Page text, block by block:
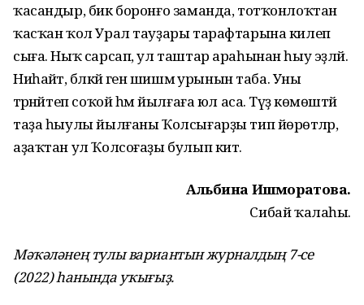
ҡасандыр, бик боронғо заманда, тотҡонлоҡтан
ҡасҡан ҡол Урал тауҙары тарафтарына килеп
сыға. Ныҡ сарсап, ул таштар араһынан һыу эҙләй.
Ниһайәт, бәләкәй генә шишмә урынын таба. Уны
тәрәнәйтеп соҡой һәм йылғаға юл аса. Тәүҙә көмөштәй
таҙа һыулы йылғаны Ҡолсығарҙы тип йөрөтәләр, ә
аҙаҡтан ул Ҡолсоғаҙы булып китә.
Альбина Ишморатова.
Сибай ҡалаһы.
Мәҡәләнең тулы вариантын журналдың 7-се
(2022) һанында уҡығыҙ.